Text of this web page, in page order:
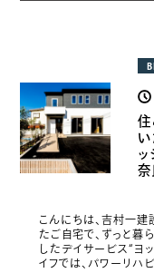
住
い
ッ
奈
こんにちは、吉村一建
たご自宅で、ずっと暮
したデイサービス“ヨ
イフでは、パワーリハ